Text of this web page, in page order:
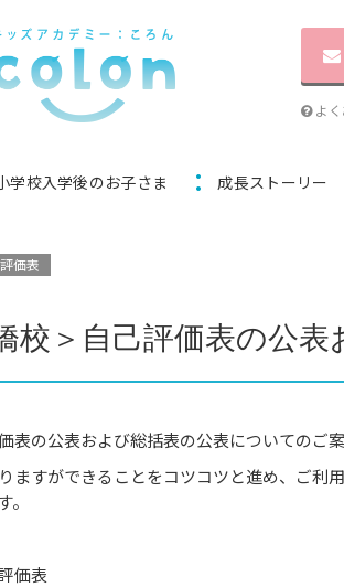
よく
学校入学後のお子さま 成長ストーリー
価表
校＞自己評価表の公
表の公表および総括表の公表についてのご
ますができることをコツコツと進め、ご利
価表